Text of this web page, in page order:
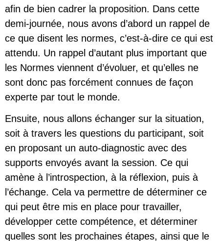
afin de bien cadrer la proposition. Dans cette
demi-journée, nous avons d’abord un rappel de
ce que disent les normes, c’est-à-dire ce qui est
attendu. Un rappel d’autant plus important que
les Normes viennent d’évoluer, et qu’elles ne
sont donc pas forcément connues de façon
experte par tout le monde.
Ensuite, nous allons échanger sur la situation,
soit à travers les questions du participant, soit
en proposant un auto-diagnostic avec des
supports envoyés avant la session. Ce qui
amène à l’introspection, à la réflexion, puis à
l’échange. Cela va permettre de déterminer ce
qui peut être mis en place pour travailler,
développer cette compétence, et déterminer
quelles sont les prochaines étapes, ainsi que le